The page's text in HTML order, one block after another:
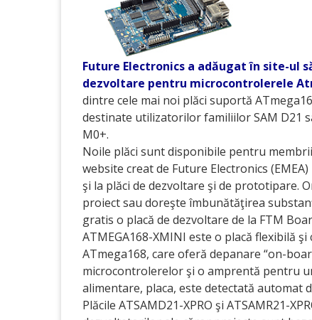
Future Electronics a adăugat în site-ul
dezvoltare pentru microcontrolerele
dintre cele mai noi plăci suportă
destinate utilizatorilor familiilor SAM D21
M0+.
Noile plăci sunt disponibile pentru
website creat de Future Electronics
şi la plăci de dezvoltare şi de prototipare.
proiect sau doreşte îmbunătăţirea
gratis o placă de dezvoltare de la FTM
ATMEGA168-XMINI este o placă flexibilă
ATmega168, care oferă depanare “on-
microcontrolerelor şi o amprentă pentru
alimentare, placa, este detectată automat
Plăcile ATSAMD21-XPRO şi ATSAMR21-